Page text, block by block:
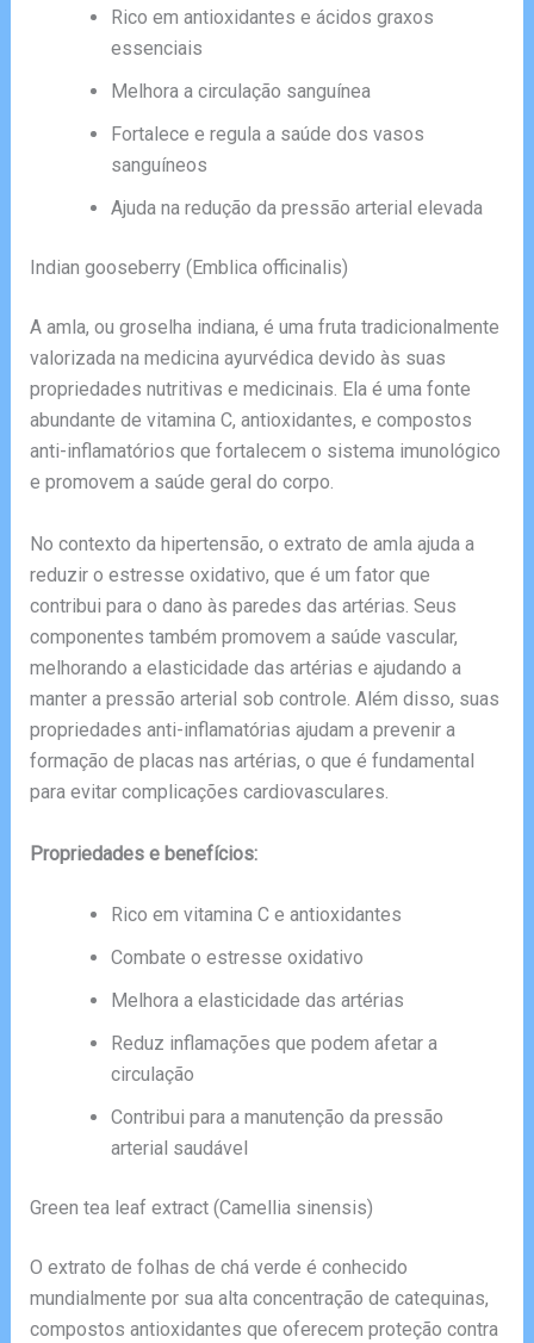
Rico em antioxidantes e ácidos graxos
essenciais
Melhora a circulação sanguínea
Fortalece e regula a saúde dos vasos
sanguíneos
Ajuda na redução da pressão arterial elevada
Indian gooseberry (Emblica officinalis)
A amla, ou groselha indiana, é uma fruta tradicionalmente
valorizada na medicina ayurvédica devido às suas
propriedades nutritivas e medicinais. Ela é uma fonte
abundante de vitamina C, antioxidantes, e compostos
anti-inflamatórios que fortalecem o sistema imunológico
e promovem a saúde geral do corpo.
No contexto da hipertensão, o extrato de amla ajuda a
reduzir o estresse oxidativo, que é um fator que
contribui para o dano às paredes das artérias. Seus
componentes também promovem a saúde vascular,
melhorando a elasticidade das artérias e ajudando a
manter a pressão arterial sob controle. Além disso, suas
propriedades anti-inflamatórias ajudam a prevenir a
formação de placas nas artérias, o que é fundamental
para evitar complicações cardiovasculares.
Propriedades e benefícios:
Rico em vitamina C e antioxidantes
Combate o estresse oxidativo
Melhora a elasticidade das artérias
Reduz inflamações que podem afetar a
circulação
Contribui para a manutenção da pressão
arterial saudável
Green tea leaf extract (Camellia sinensis)
O extrato de folhas de chá verde é conhecido
mundialmente por sua alta concentração de catequinas,
compostos antioxidantes que oferecem proteção contra